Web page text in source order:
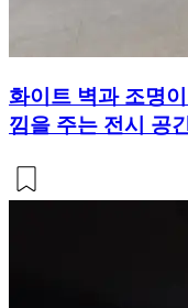
화이트 벽과 조명
낌을 주는 전시 공